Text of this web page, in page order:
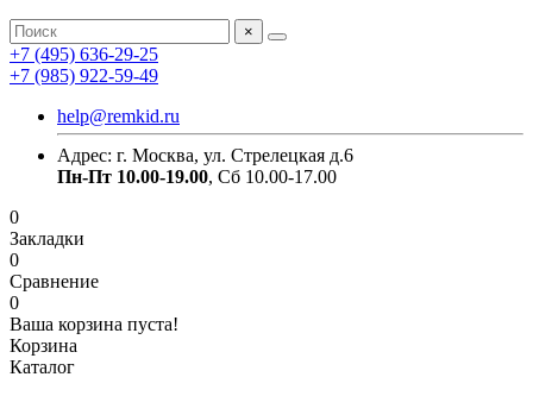
×
+7 (495) 636-29-25
+7 (985) 922-59-49
help@remkid.ru
Адрес: г. Москва, ул. Стрелецкая д.6
Пн-Пт 10.00-19.00, Сб 10.00-17.00
0
Закладки
0
Сравнение
0
Ваша корзина пуста!
Корзина
Каталог